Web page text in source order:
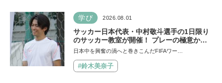
学び 2026.08.01
サッカー日本代表・中村敬斗選手の1日限り
のサッカー教室が開催！ プレーの極意から
子ども時代の話まで…学びと笑顔あふれる大
日本中を興奮の渦へと巻きこんだFIFAワー…
#鈴木美奈子